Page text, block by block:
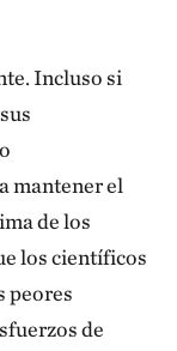
Incluso si
mantener el
de los
los científicos
peores
de